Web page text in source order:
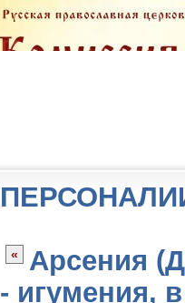
«
Арсения
- игумения,